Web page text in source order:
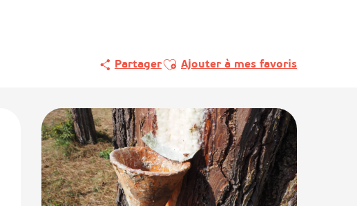
PartagerAjouter aux favoris
Ajouter à mes favoris